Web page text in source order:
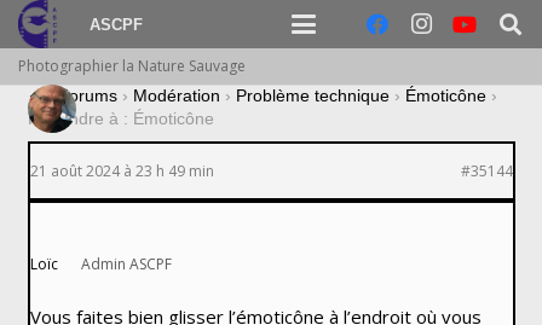
ASCPF
Photographier la Nature Sauvage
› Forums › Modération › Problème technique › Émoticône ›
Répondre à : Émoticône
21 août 2024 à 23 h 49 min #35144
Loïc Admin ASCPF
Vous faites bien glisser l’émoticône à l’endroit où vous